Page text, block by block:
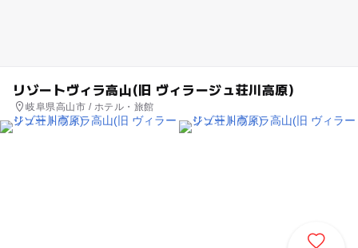
リゾートヴィラ高山(旧 ヴィラージュ荘川高原)
岐阜県高山市 / ホテル・旅館